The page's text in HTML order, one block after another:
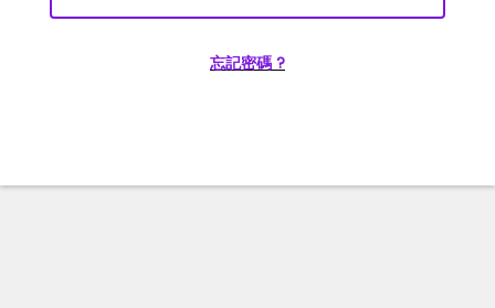
忘記密碼 ?